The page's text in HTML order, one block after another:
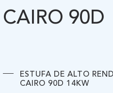
CAIRO 90D
ESTUFA DE ALTO
CAIRO 90D 14KW